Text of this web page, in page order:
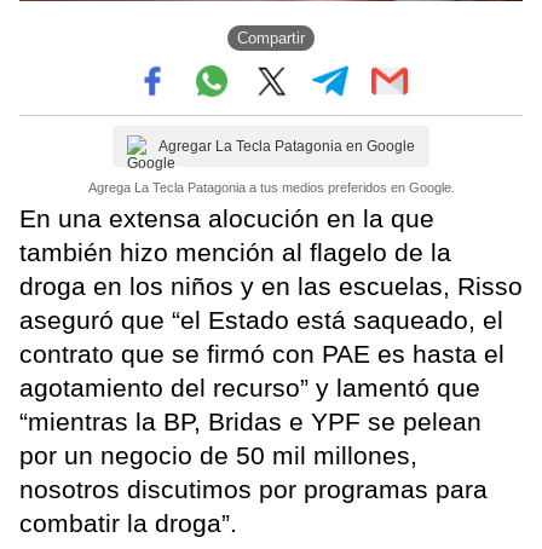
Compartir
Agregar La Tecla Patagonia en Google
Agrega La Tecla Patagonia a tus medios preferidos en Google.
En una extensa alocución en la que
también hizo mención al flagelo de la
droga en los niños y en las escuelas, Risso
aseguró que “el Estado está saqueado, el
contrato que se firmó con PAE es hasta el
agotamiento del recurso” y lamentó que
“mientras la BP, Bridas e YPF se pelean
por un negocio de 50 mil millones,
nosotros discutimos por programas para
combatir la droga”.